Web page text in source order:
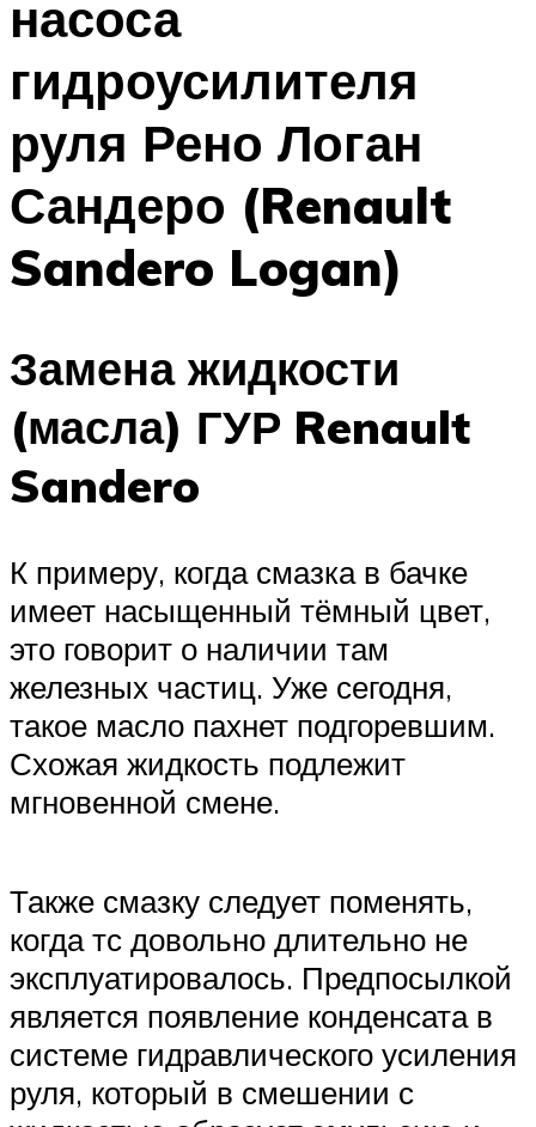
насоса
гидроусилителя
руля Рено Логан
Сандеро (Renault
Sandero Logan)
Замена жидкости
(масла) ГУР Renault
Sandero
К примеру, когда смазка в бачке
имеет насыщенный тёмный цвет,
это говорит о наличии там
железных частиц. Уже сегодня,
такое масло пахнет подгоревшим.
Схожая жидкость подлежит
мгновенной смене.
Также смазку следует поменять,
когда тс довольно длительно не
эксплуатировалось. Предпосылкой
является появление конденсата в
системе гидравлического усиления
руля, который в смешении с